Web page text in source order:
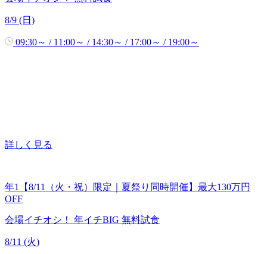
8/9 (日)
09:30～ / 11:00～ / 14:30～ / 17:00～ / 19:00～
詳しく見る
年1【8/11（火・祝）限定｜夏祭り同時開催】最大130万円
OFF
会場イチオシ！ 年イチBIG 無料試食
8/11 (火)